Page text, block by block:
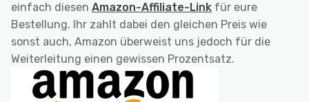
einfach diesen Amazon-Affiliate-Link für eure
Bestellung. Ihr zahlt dabei den gleichen Preis wie
sonst auch, Amazon überweist uns jedoch für die
Weiterleitung einen gewissen Prozentsatz.